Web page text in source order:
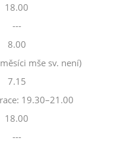
18.00
---
8.00
mše sv. není)
7.15
19.30–21.00
18.00
---